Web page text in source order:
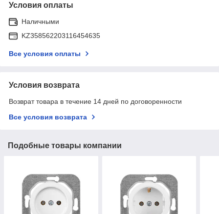
Условия оплаты
Наличными
KZ358562203116454635
Все условия оплаты
Условия возврата
Возврат товара в течение 14 дней по договоренности
Все условия возврата
Подобные товары компании